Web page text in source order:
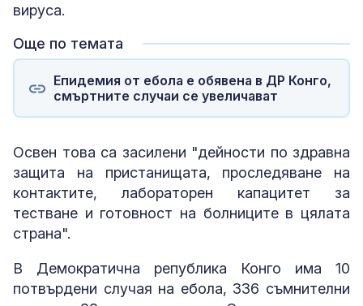
вируса.
Още по темата
Епидемия от ебола е обявена в ДР Конго,
смъртните случаи се увеличават
Освен това са засилени "дейности по здравна
защита на пристанищата, проследяване на
контактите, лабораторен капацитет за
тестване и готовност на болниците в цялата
страна".
В Демократична република Конго има 10
потвърдени случая на ебола, 336 съмнителни